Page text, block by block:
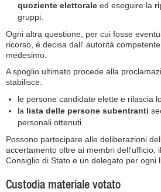
quoziente elettorale ed eseguire la
gruppi.
Ogni altra questione, per cui fosse
ricorso, è decisa dall' autorità
medesimo.
A spoglio ultimato procede alla
stabilisce:
le persone candidate elette e rilascia
la lista delle persone subentranti
personali ottenuti.
Possono partecipare alle deliberazioni
accertamento oltre ai membri dell'ufficio,
Consiglio di Stato e un delegato per ogni
Custodia materiale votato